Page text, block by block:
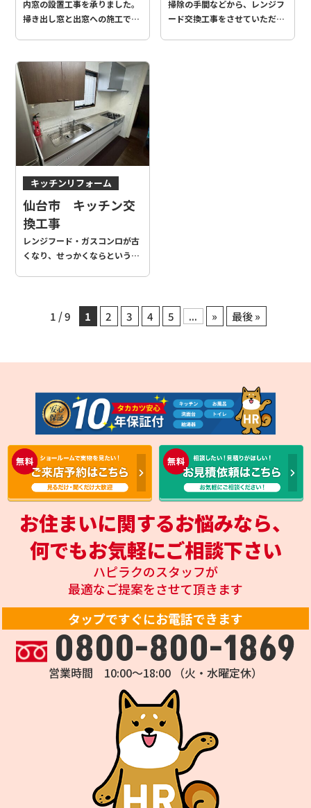
内窓の設置工事を承りました。
掃き出し窓と出窓への施工で
合いました！
掃除の手間などから、レンジフ
ード交換工事をさせていただき
キッチンリフォーム
仙台市 キッチン交
換工事
レンジフード・ガスコンロが古
くなり、せっかくならという事
ワイト柄がキッチンパネルとマ
ッチして良い雰囲気です！お部
1 / 9 1 2 3 4 5 ... » 最後 »
お住まいに関するお悩みなら、
何でもお気軽にご相談下さい
ハピラクのスタッフが
最適なご提案をさせて頂きます
タップですぐにお電話できます
0800-800-1869
営業時間 10:00～18:00 （火・水曜定休）